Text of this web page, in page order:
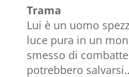
Trama
Lui è un uomo
luce pura in un
smesso di
potrebbero